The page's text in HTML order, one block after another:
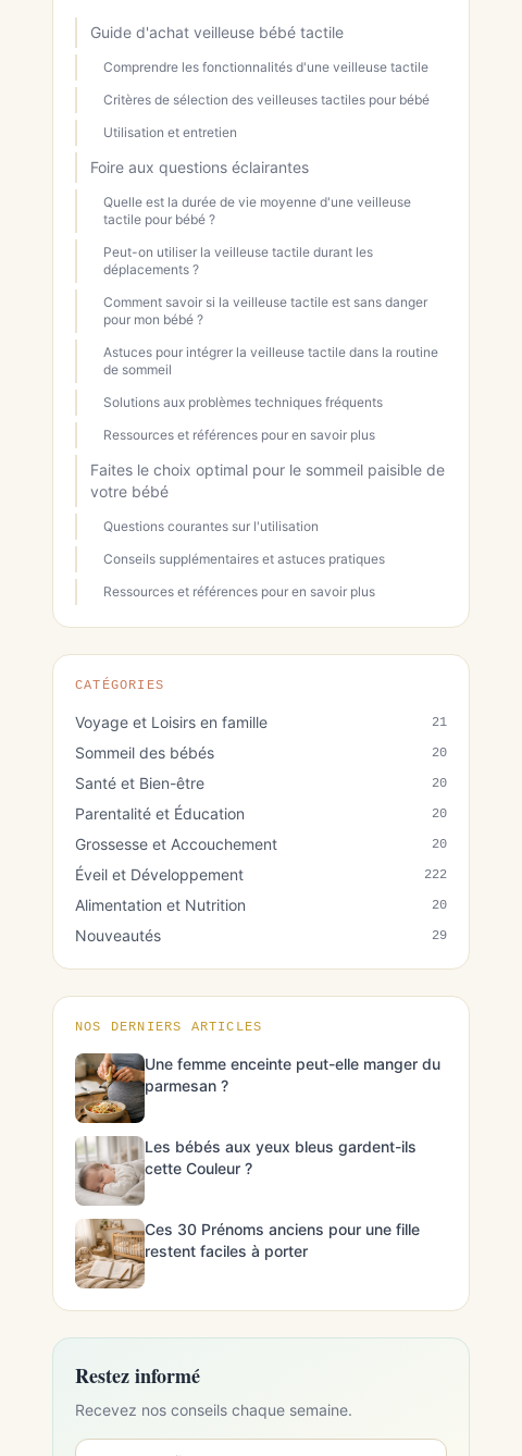
Guide d'achat veilleuse bébé tactile
Comprendre les fonctionnalités d'une veilleuse tactile
Critères de sélection des veilleuses tactiles pour bébé
Utilisation et entretien
Foire aux questions éclairantes
Quelle est la durée de vie moyenne d'une veilleuse
tactile pour bébé ?
Peut-on utiliser la veilleuse tactile durant les
déplacements ?
Comment savoir si la veilleuse tactile est sans danger
pour mon bébé ?
Astuces pour intégrer la veilleuse tactile dans la routine
de sommeil
Solutions aux problèmes techniques fréquents
Ressources et références pour en savoir plus
Faites le choix optimal pour le sommeil paisible de
votre bébé
Questions courantes sur l'utilisation
Conseils supplémentaires et astuces pratiques
Ressources et références pour en savoir plus
CATÉGORIES
Voyage et Loisirs en famille 21
Sommeil des bébés 20
Santé et Bien-être 20
Parentalité et Éducation 20
Grossesse et Accouchement 20
Éveil et Développement 222
Alimentation et Nutrition 20
Nouveautés 29
NOS DERNIERS ARTICLES
Une femme enceinte peut-elle manger du
parmesan ?
Les bébés aux yeux bleus gardent-ils
cette Couleur ?
Ces 30 Prénoms anciens pour une fille
restent faciles à porter
Restez informé
Recevez nos conseils chaque semaine.